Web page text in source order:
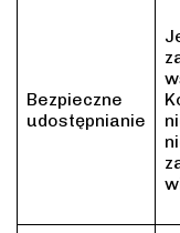
Bezpieczne
udostępnianie